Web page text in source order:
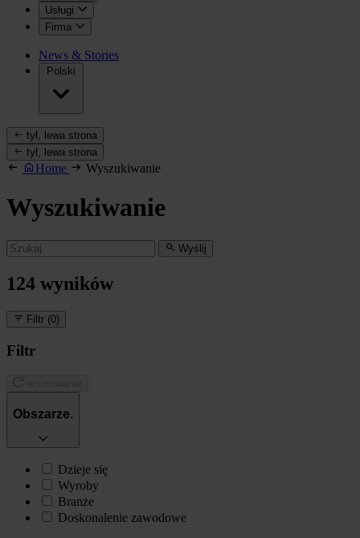
Usługi
Firma
News & Stories
Polski
tył, lewa strona
tył, lewa strona
Home Wyszukiwanie
Wyszukiwanie
Wyślij
124 wyników
Filtr (0)
Filtr
Obszarze.
Dzieje się
Wyroby
Branże
Doskonalenie zawodowe